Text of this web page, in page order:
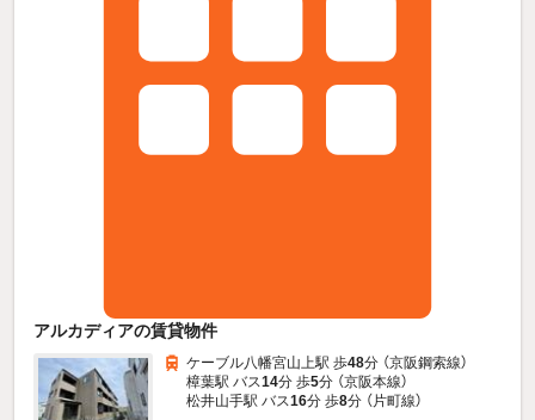
アルカディアの賃貸物件
ケーブル八幡宮山上駅 歩48分 （京阪鋼索線）
樟葉駅 バス14分 歩5分 （京阪本線）
松井山手駅 バス16分 歩8分 （片町線）